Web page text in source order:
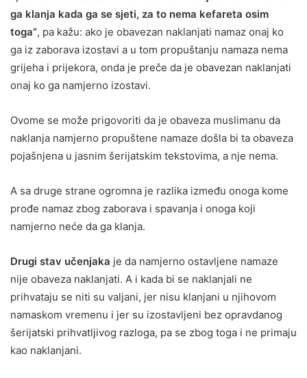
ga klanja kada ga se sjeti, za to nema kefareta osim
toga”, pa kažu: ako je obavezan naklanjati namaz onaj ko
ga iz zaborava izostavi a u tom propuštanju namaza nema
grijeha i prijekora, onda je preče da je obavezan naklanjati
onaj ko ga namjerno izostavi.
Ovome se može prigovoriti da je obaveza muslimanu da
naklanja namjerno propuštene namaze došla bi ta obaveza
pojašnjena u jasnim šerijatskim tekstovima, a nje nema.
A sa druge strane ogromna je razlika između onoga kome
prođe namaz zbog zaborava i spavanja i onoga koji
namjerno neće da ga klanja.
Drugi stav učenjaka je da namjerno ostavljene namaze
nije obaveza naklanjati. A i kada bi se naklanjali ne
prihvataju se niti su valjani, jer nisu klanjani u njihovom
namaskom vremenu i jer su izostavljeni bez opravdanog
šerijatski prihvatljivog razloga, pa se zbog toga i ne primaju
kao naklanjani.